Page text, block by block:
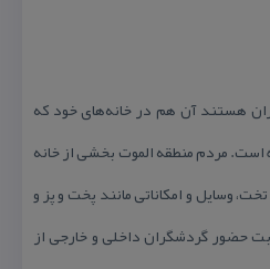
هستند آن هم در خانه‌های خود كه
مردم منطقه الموت بخشی از خانه
وسایل و امكاناتی مانند پخت و پز و
حضور گردشگران داخلی و خارجی از